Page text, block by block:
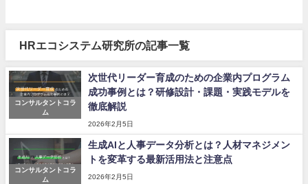
HRエコシステム研究所の記事一覧
コンサルタントコラ
ム
次世代リーダー育成のための企業内プログラム
成功事例とは？研修設計・課題・実践モデルを
徹底解説
2026年2月5日
コンサルタントコラ
ム
生成AIと人事データ分析とは？人材マネジメン
トを変革する最新活用法と注意点
2026年2月5日